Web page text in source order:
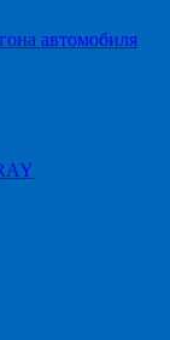
автомобиля